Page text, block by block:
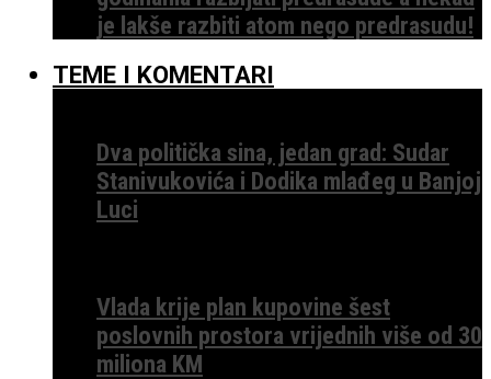
je lakše razbiti atom nego predrasudu!
TEME I KOMENTARI
Dva politička sina, jedan grad: Sudar
Stanivukovića i Dodika mlađeg u Banjoj
Luci
Vlada krije plan kupovine šest
poslovnih prostora vrijednih više od 30
miliona KM